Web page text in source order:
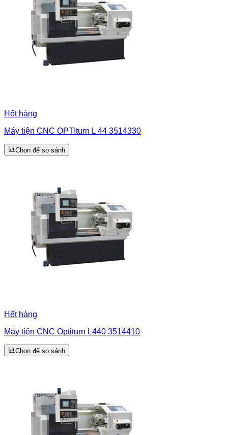
Hết hàng
Máy tiện CNC OPTIturn L 44 3514330
Chọn để so sánh
Hết hàng
Máy tiện CNC Optiturn L440 3514410
Chọn để so sánh